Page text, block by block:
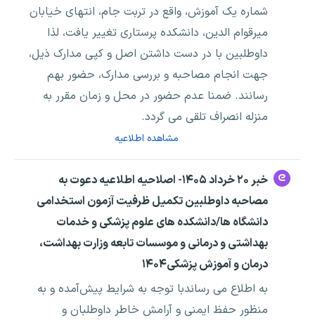
شماره یک آموزش، واقع در تربت جام، انتهای خیابان
میرقوام الدین، دانشکده پرستاری تغییر یافت، لذا
داوطلبین با در دست داشتن اصل و کپی مدارک ذیل،
جهت انجام مصاحبه و بررسی مدارک، حضور بهم
رسانند. ضمنا عدم حضور در محل و زمان مقرر به
منزله انصراف تلقی می گردد.
مشاهده اطلاعیه
خبر ۲۰ خرداد ۱۴۰۵- اصلاحیه اطلاعیه دعوت به
مصاحبه داوطلبین تکمیل ظرفیت آزمون استخدامی
دانشگاه ها/دانشکده های علوم پزشکی و خدمات
بهداشتی و درمانی و موسسات تابعه وزارت بهداشت،
درمان و آموزش پزشکی۱۴۰۴
به اطلاع می رساندبا توجه به شرایط پیش‌آمده و به
منظور حفظ ایمنی و آرامش خاطر داوطلبان و